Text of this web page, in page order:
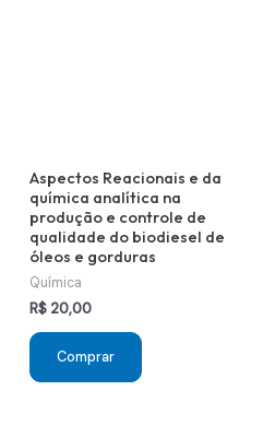
Aspectos Reacionais e da
química analítica na
produção e controle de
qualidade do biodiesel de
óleos e gorduras
Química
R$ 20,00
Comprar